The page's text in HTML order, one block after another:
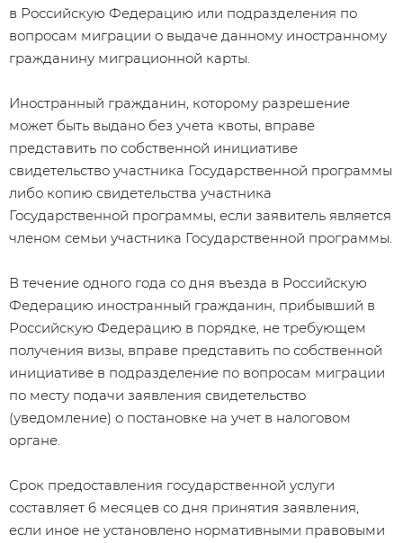
в Российскую Федерацию или подразделения по
вопросам миграции о выдаче данному иностранному
гражданину миграционной карты.
Иностранный гражданин, которому разрешение
может быть выдано без учета квоты, вправе
представить по собственной инициативе
свидетельство участника Государственной программы
либо копию свидетельства участника
Государственной программы, если заявитель является
членом семьи участника Государственной программы.
В течение одного года со дня въезда в Российскую
Федерацию иностранный гражданин, прибывший в
Российскую Федерацию в порядке, не требующем
получения визы, вправе представить по собственной
инициативе в подразделение по вопросам миграции
по месту подачи заявления свидетельство
(уведомление) о постановке на учет в налоговом
органе.
Срок предоставления государственной услуги
составляет 6 месяцев со дня принятия заявления,
если иное не установлено нормативными правовыми